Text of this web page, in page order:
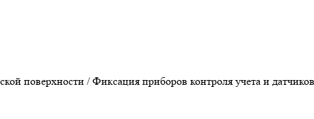
поверхности / Фиксация приборов контроля учета и датчиков